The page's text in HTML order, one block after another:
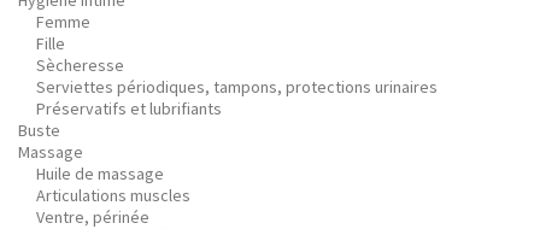
Femme
Fille
Sècheresse
Serviettes périodiques, tampons, protections urinaires
Préservatifs et lubrifiants
Buste
Massage
Huile de massage
Articulations muscles
Ventre, périnée